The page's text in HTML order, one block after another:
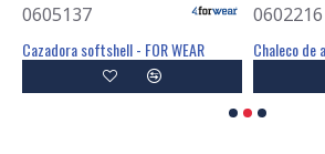
0605137
Cazadora softshell - FOR WEAR
0602216